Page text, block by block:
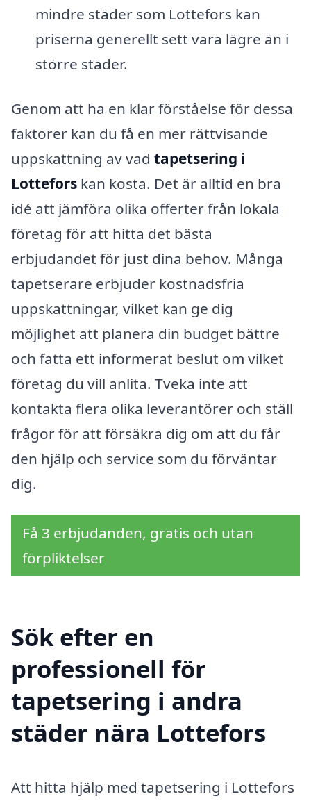
mindre städer som Lottefors kan
priserna generellt sett vara lägre än i
större städer.
Genom att ha en klar förståelse för dessa
faktorer kan du få en mer rättvisande
uppskattning av vad tapetsering i
Lottefors kan kosta. Det är alltid en bra
idé att jämföra olika offerter från lokala
företag för att hitta det bästa
erbjudandet för just dina behov. Många
tapetserare erbjuder kostnadsfria
uppskattningar, vilket kan ge dig
möjlighet att planera din budget bättre
och fatta ett informerat beslut om vilket
företag du vill anlita. Tveka inte att
kontakta flera olika leverantörer och ställ
frågor för att försäkra dig om att du får
den hjälp och service som du förväntar
dig.
Få 3 erbjudanden, gratis och utan
förpliktelser
Sök efter en
professionell för
tapetsering i andra
städer nära Lottefors
Att hitta hjälp med tapetsering i Lottefors